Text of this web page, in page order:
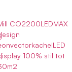
CO2200LEDMAX
100% stil tot